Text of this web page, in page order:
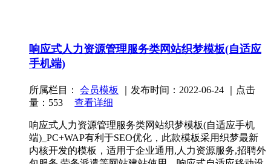
响应式人力资源管理服务类网站织梦模板(自适应
手机端)
所属栏目： 会员模板
｜发布时间：2022-06-24 ｜点击
量：553
查看详细
响应式人力资源管理服务类网站织梦模板(自适应手机
端)_PC+WAP有利于SEO优化，此款模板采用织梦最新
内核开发的模板，适用于企业通用,人力资源服务,招聘外